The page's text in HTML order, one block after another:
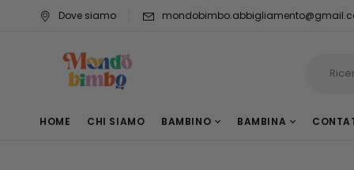
Dove siamo
HOME CHI SIAMO BAMBINO BAMBINA